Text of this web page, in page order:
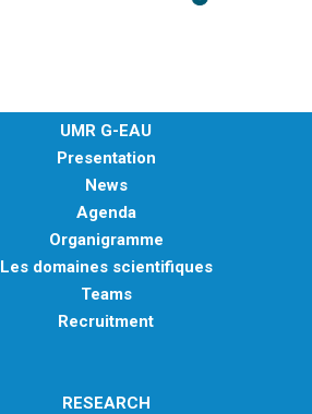
UMR G-EAU
Presentation
News
Agenda
Organigramme
Les domaines scientifiques
Teams
Recruitment
RESEARCH